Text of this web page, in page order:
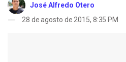
José Alfredo Otero
28 de agosto de 2015, 8:35 PM